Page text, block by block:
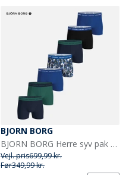
BJORN BORG
BJORN BORG Herre syv pak bomuld stretch boxers Multipack 3
Vejl. pris699,99 kr.
Før349,99 kr.